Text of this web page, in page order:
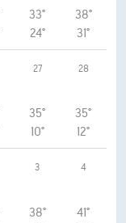
33°
24°
38°
31°
27
35°
10°
28
35°
12°
3
38°
4
41°